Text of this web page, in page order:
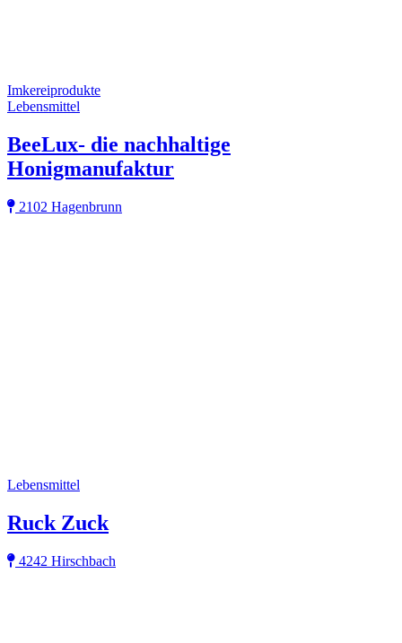
Imkereiprodukte
Lebensmittel
BeeLux- die nachhaltige
Honigmanufaktur
2102 Hagenbrunn
Lebensmittel
Ruck Zuck
4242 Hirschbach